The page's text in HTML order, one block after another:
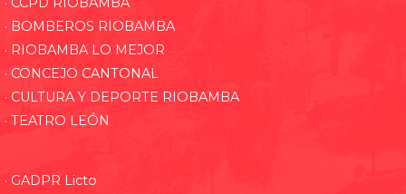
· BOMBEROS RIOBAMBA
· RIOBAMBA LO MEJOR
· CONCEJO CANTONAL
· CULTURA Y DEPORTE RIOBAMBA
· TEATRO LEÓN
· GADPR Licto